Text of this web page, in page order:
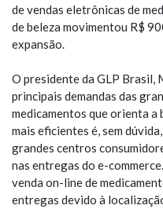
de vendas eletrônicas de
de beleza movimentou R$
expansão.
O presidente da GLP Brasil,
principais demandas das
medicamentos que orienta
mais eficientes é, sem
grandes centros
nas entregas do e-
venda on-line de
entregas devido à